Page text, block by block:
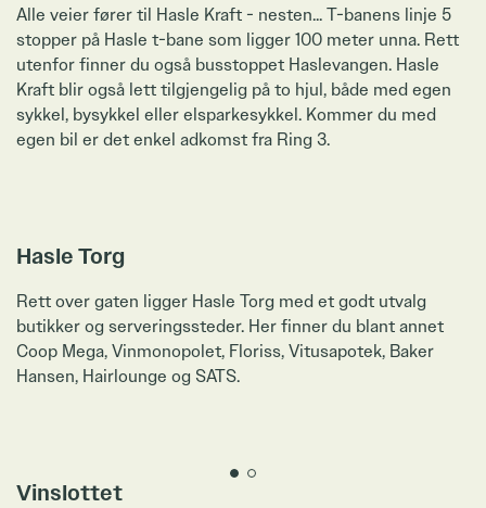
Alle veier fører til Hasle Kraft - nesten... T-banens linje 5
stopper på Hasle t-bane som ligger 100 meter unna. Rett
utenfor finner du også busstoppet Haslevangen. Hasle
Kraft blir også lett tilgjengelig på to hjul, både med egen
sykkel, bysykkel eller elsparkesykkel. Kommer du med
egen bil er det enkel adkomst fra Ring 3.
Hasle Torg
Rett over gaten ligger Hasle Torg med et godt utvalg
butikker og serveringssteder. Her finner du blant annet
Coop Mega, Vinmonopolet, Floriss, Vitusapotek, Baker
Hansen, Hairlounge og SATS.
Vinslottet